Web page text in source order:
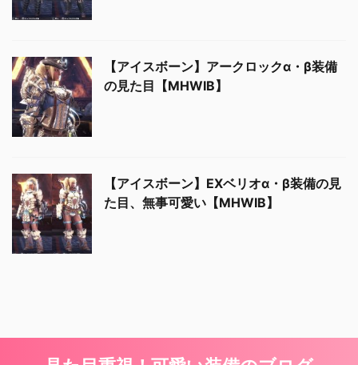
【アイスボーン】アークロックα・β装備
の見た目【MHWIB】
【アイスボーン】EXベリオα・β装備の見
た目、無事可愛い【MHWIB】